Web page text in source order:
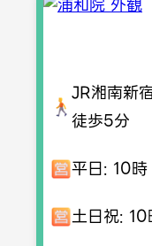
JR湘南新
徒歩5分
平日: 10
土日祝: